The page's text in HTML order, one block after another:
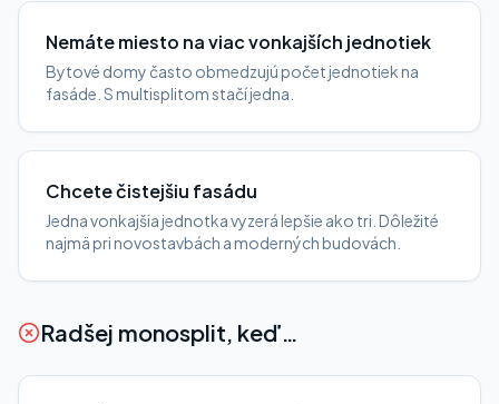
Nemáte miesto na viac vonkajších jednotiek
Bytové domy často obmedzujú počet jednotiek na
fasáde. S multisplitom stačí jedna.
Chcete čistejšiu fasádu
Jedna vonkajšia jednotka vyzerá lepšie ako tri. Dôležité
najmä pri novostavbách a moderných budovách.
Radšej monosplit, keď…